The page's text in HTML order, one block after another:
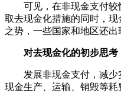
可见，在非现金支付较
取去现金化措施的同时，
之势，一些国家和地区还出
对去现金化的初步思考
发展非现金支付，减少
现金生产、运输、销毁等